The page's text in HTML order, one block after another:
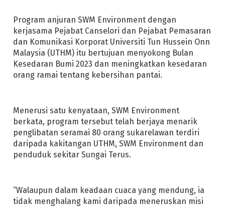
Program anjuran SWM Environment dengan
kerjasama Pejabat Canselori dan Pejabat Pemasaran
dan Komunikasi Korporat Universiti Tun Hussein Onn
Malaysia (UTHM) itu bertujuan menyokong Bulan
Kesedaran Bumi 2023 dan meningkatkan kesedaran
orang ramai tentang kebersihan pantai.
Menerusi satu kenyataan, SWM Environment
berkata, program tersebut telah berjaya menarik
penglibatan seramai 80 orang sukarelawan terdiri
daripada kakitangan UTHM, SWM Environment dan
penduduk sekitar Sungai Terus.
“Walaupun dalam keadaan cuaca yang mendung, ia
tidak menghalang kami daripada meneruskan misi